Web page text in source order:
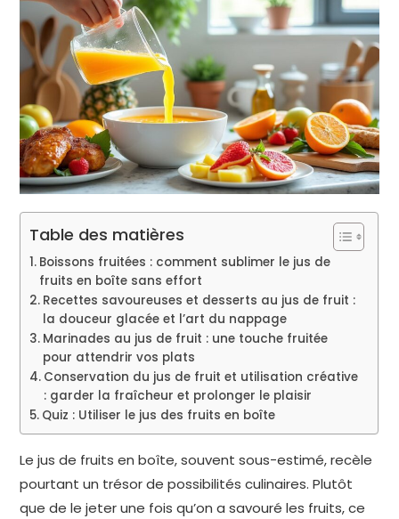
Table des matières
Boissons fruitées : comment sublimer le jus de
fruits en boîte sans effort
Recettes savoureuses et desserts au jus de fruit :
la douceur glacée et l’art du nappage
Marinades au jus de fruit : une touche fruitée
pour attendrir vos plats
Conservation du jus de fruit et utilisation créative
: garder la fraîcheur et prolonger le plaisir
Quiz : Utiliser le jus des fruits en boîte
Le jus de fruits en boîte, souvent sous-estimé, recèle
pourtant un trésor de possibilités culinaires. Plutôt
que de le jeter une fois qu’on a savouré les fruits, ce